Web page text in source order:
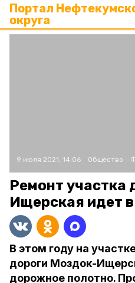
Портал
округа
9 июля 2021, 14:06 Общество
Ремонт участка
Ищерская идет
В этом году на
дороги Моздок-
дорожное полотно.